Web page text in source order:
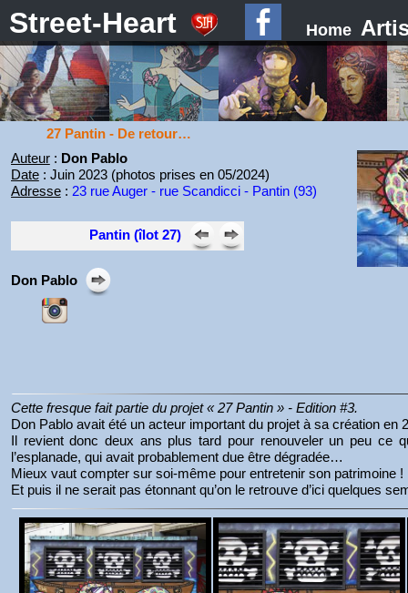
Street-Heart Home
27 Pantin - De retour…
Auteur: Don Pablo
Date: Juin 2023 (photos prises en 05/2024)
Adresse: 23 rue Auger - rue Scandicci - Pantin (93)
Pantin (îlot 27)
Don Pablo
Cette fresque fait partie du projet « 27 Pantin » - Edition #3.
Don Pablo avait été un acteur important du projet à sa création en
Il revient donc deux ans plus tard pour renouveler un peu ce
l’esplanade, qui avait probablement due être dégradée…
Mieux vaut compter sur soi-même pour entretenir son patrimoine !
Et puis il ne serait pas étonnant qu’on le retrouve d’ici quelques